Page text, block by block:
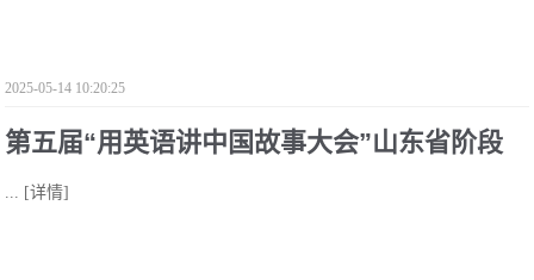
2025-05-14 10:20:25
第五届“用英语讲中国故事大会”山东省阶段
... [详情]